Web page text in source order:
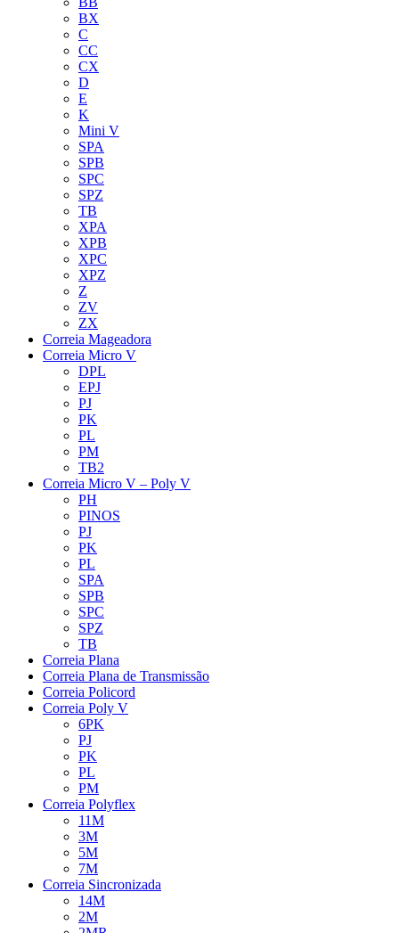
BX
C
CC
CX
D
E
K
Mini V
SPA
SPB
SPC
SPZ
TB
XPA
XPB
XPC
XPZ
Z
ZV
ZX
Correia Mageadora
Correia Micro V
DPL
EPJ
PJ
PK
PL
PM
TB2
Correia Micro V – Poly V
PH
PINOS
PJ
PK
PL
SPA
SPB
SPC
SPZ
TB
Correia Plana
Correia Plana de Transmissão
Correia Policord
Correia Poly V
6PK
PJ
PK
PL
PM
Correia Polyflex
11M
3M
5M
7M
Correia Sincronizada
14M
2M